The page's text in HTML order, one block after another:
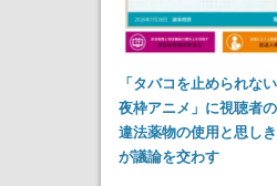
「タバコを止められな
夜枠アニメ」に視聴者
違法薬物の使用と思し
が議論を交わす